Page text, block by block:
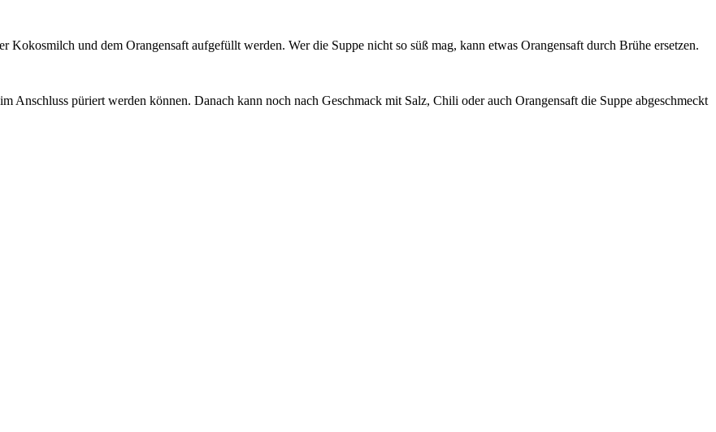
Kokosmilch und dem Orangensaft aufgefüllt werden. Wer die Suppe nicht so süß mag, kann etwas Orangensaft durch Brühe ersetzen.
Anschluss püriert werden können. Danach kann noch nach Geschmack mit Salz, Chili oder auch Orangensaft die Suppe abgeschmeckt